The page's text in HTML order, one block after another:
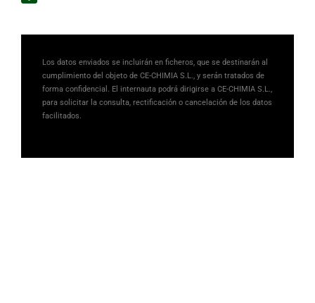
Los datos enviados se incluirán en ficheros, que se destinarán al
cumplimiento del objeto de CE-CHIMIA S.L., y serán tratados de
forma confidencial. El internauta podrá dirigirse a CE-CHIMIA S.L.,
para solicitar la consulta, rectificación o cancelación de los datos
facilitados.